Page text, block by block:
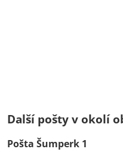
Další pošty v okolí
Pošta Šumperk 1